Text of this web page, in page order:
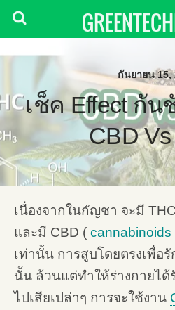
กันยายน 15,
เช็ค Effect กัน
CBD
เนื่องจากในกัญชา จะมี
และมี CBD ( cannabinoids
เท่านั้น การสูบโดยตรงเพื่อ
นั้น ล้วนแต่ทำให้ร่างกายได้
ไปเสียเปล่าๆ การจะใช้งาน